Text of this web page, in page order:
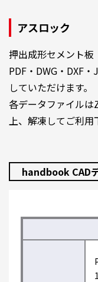
アスロック
押出成形セメント板
PDF・DWG・DXF
していただけます。
各データファイルは
上、解凍してご利用
handbook CAD